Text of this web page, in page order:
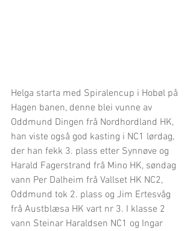
Helga starta med Spiralencup i Hobøl på
Hagen banen, denne blei vunne av
Oddmund Dingen frå Nordhordland HK,
han viste også god kasting i NC1 lørdag,
der han fekk 3. plass etter Synnøve og
Harald Fagerstrand frå Mino HK, søndag
vann Per Dalheim frå Vallset HK NC2,
Oddmund tok 2. plass og Jim Ertesvåg
frå Austblæsa HK vart nr 3. I klasse 2
vann Steinar Haraldsen NC1 og Ingar